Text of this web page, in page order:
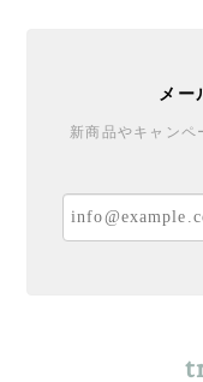
メー
新商品やキャンペ